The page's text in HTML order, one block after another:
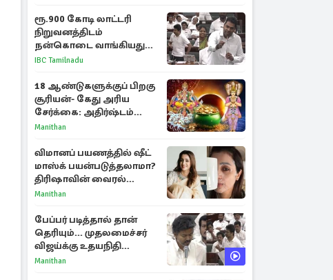
ரூ.900 கோடி லாட்டரி
நிறுவனத்திடம்
நன்கொடை வாங்கியது
ஏன்? உதயநிதி - ஆதவ்
IBC Tamilnadu
18 ஆண்டுகளுக்குப் பிறகு
சூரியன்- கேது அரிய
சேர்க்கை: அதிர்ஷ்டம்
பெறும் 3 ராசிகள்!
Manithan
விமானப் பயணத்தில் ஷீட்
மாஸ்க் பயன்படுத்தலாமா?
திரிஷாவின் வைரல்
செல்ஃபிக்கு மருத்துவர்
Manithan
பேப்பர் படித்தால் தான்
தெரியும்... முதலமைச்சர்
விஜய்க்கு உதயநிதி
ஸ்டாலின் பதிலடி
Manithan